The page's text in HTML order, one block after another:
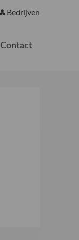
Bedrijven
Contact